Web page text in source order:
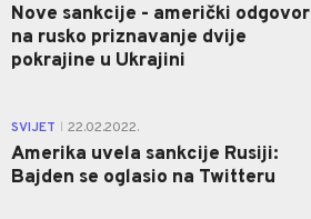
Nove sankcije - američki odgovor
na rusko priznavanje dvije
pokrajine u Ukrajini
SVIJET 22.02.2022.
Amerika uvela sankcije Rusiji:
Bajden se oglasio na Twitteru